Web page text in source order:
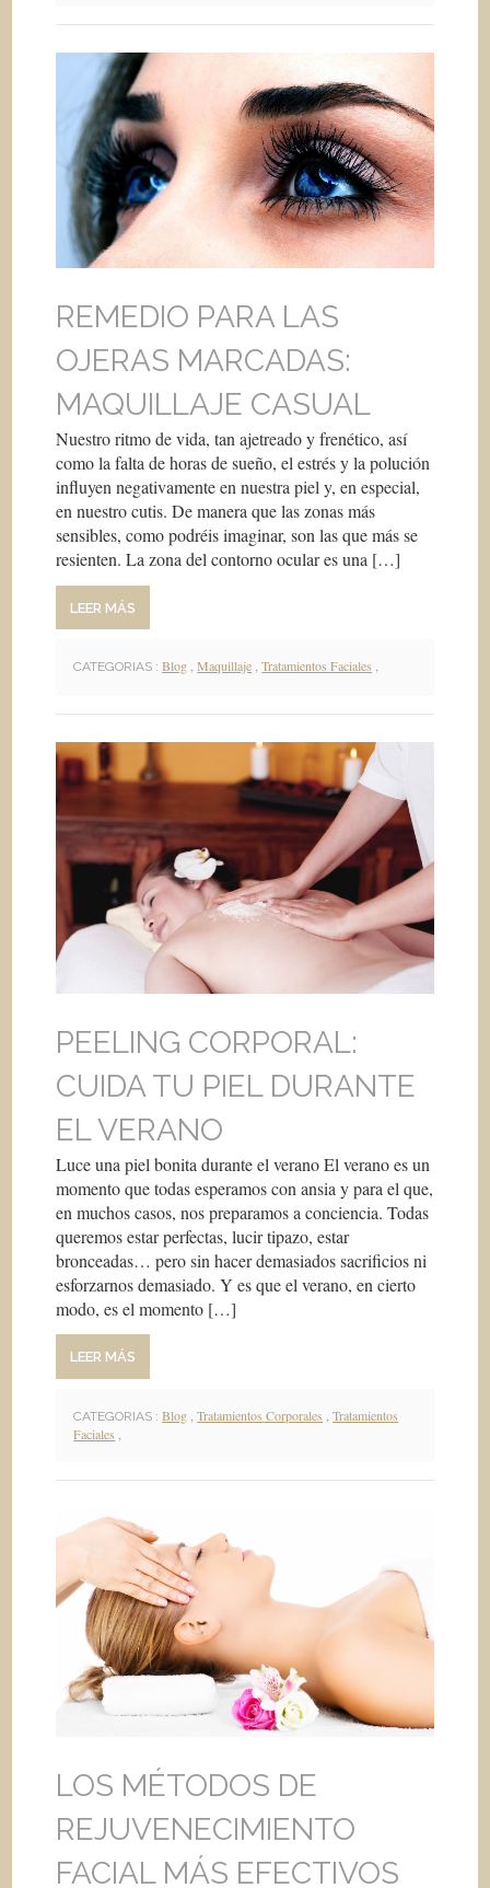
REMEDIO PARA LAS
OJERAS MARCADAS:
MAQUILLAJE CASUAL
Nuestro ritmo de vida, tan ajetreado y frenético, así
como la falta de horas de sueño, el estrés y la polución
influyen negativamente en nuestra piel y, en especial,
en nuestro cutis. De manera que las zonas más
sensibles, como podréis imaginar, son las que más se
resienten. La zona del contorno ocular es una […]
LEER MÁS
CATEGORIAS : Blog ,Maquillaje ,Tratamientos Faciales ,
PEELING CORPORAL:
CUIDA TU PIEL DURANTE
EL VERANO
Luce una piel bonita durante el verano El verano es un
momento que todas esperamos con ansia y para el que,
en muchos casos, nos preparamos a conciencia. Todas
queremos estar perfectas, lucir tipazo, estar
bronceadas… pero sin hacer demasiados sacrificios ni
esforzarnos demasiado. Y es que el verano, en cierto
modo, es el momento […]
LEER MÁS
CATEGORIAS : Blog ,Tratamientos Corporales ,Tratamientos
Faciales
LOS MÉTODOS DE
REJUVENECIMIENTO
FACIAL MÁS EFECTIVOS